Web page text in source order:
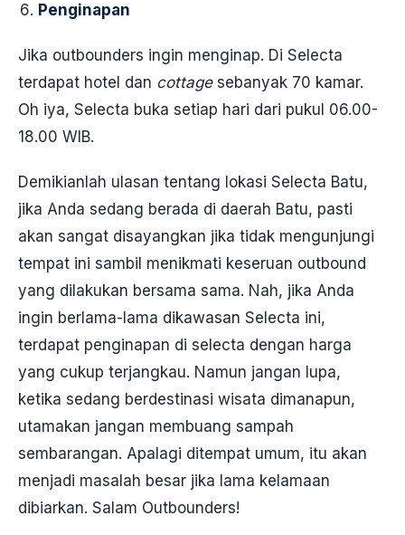
Penginapan
Jika outbounders ingin menginap. Di Selecta
terdapat hotel dan cottagesebanyak 70 kamar.
Oh iya, Selecta buka setiap hari dari pukul 06.00-
18.00 WIB.
Demikianlah ulasan tentang lokasi Selecta Batu,
jika Anda sedang berada di daerah Batu, pasti
akan sangat disayangkan jika tidak mengunjungi
tempat ini sambil menikmati keseruan outbound
yang dilakukan bersama sama. Nah, jika Anda
ingin berlama-lama dikawasan Selecta ini,
terdapat penginapan di selecta dengan harga
yang cukup terjangkau. Namun jangan lupa,
ketika sedang berdestinasi wisata dimanapun,
utamakan jangan membuang sampah
sembarangan. Apalagi ditempat umum, itu akan
menjadi masalah besar jika lama kelamaan
dibiarkan. Salam Outbounders!